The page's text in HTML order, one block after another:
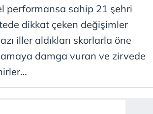
performansa sahip 21 şehri
dikkat çeken değişimler
iller aldıkları skorlarla öne
damga vuran ve zirvede